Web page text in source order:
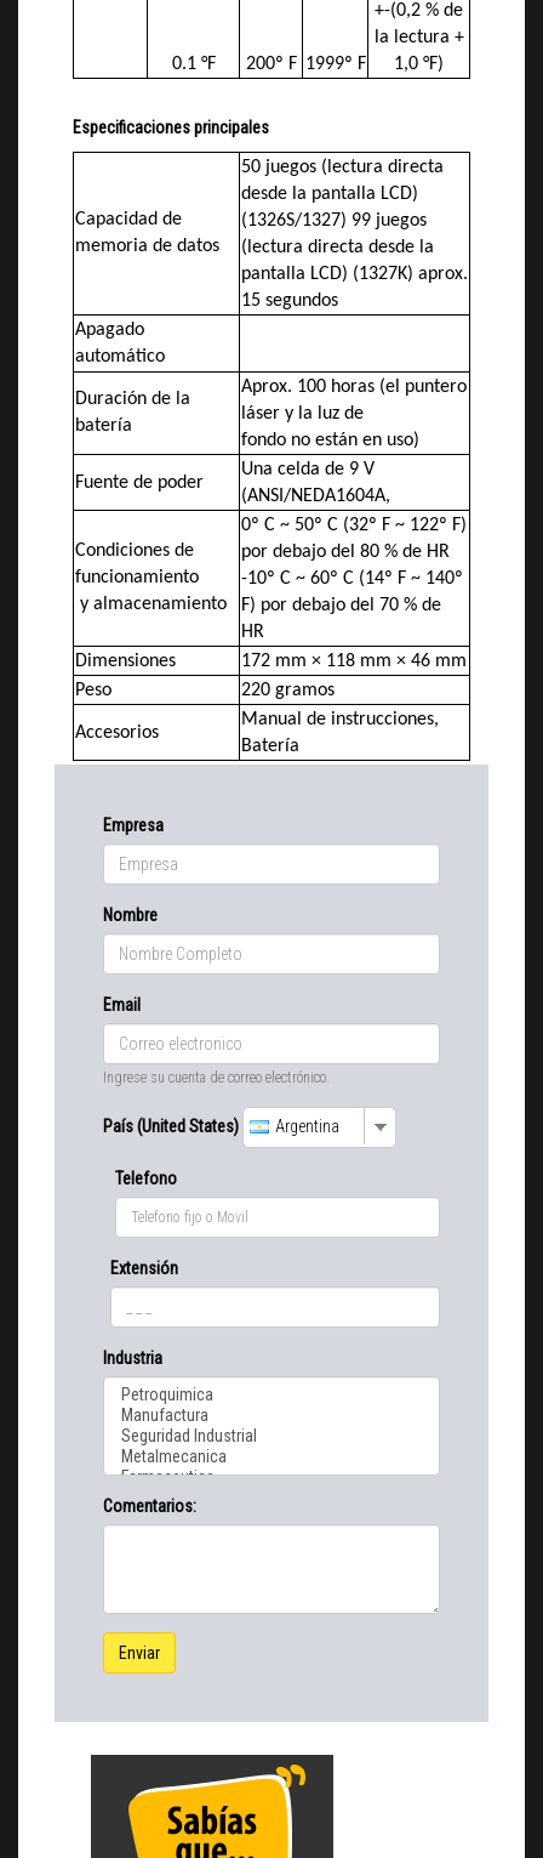
0.1 °F 200º F 1999º F
+-(0,2 % de
la lectura +
1,0 °F)
Especificaciones principales
Capacidad de
memoria de datos
50 juegos (lectura directa
desde la pantalla LCD)
(1326S/1327) 99 juegos
(lectura directa desde la
pantalla LCD) (1327K) aprox.
15 segundos
Apagado
automático
Duración de la
batería
Aprox. 100 horas (el puntero
láser y la luz de
fondo no están en uso)
Fuente de poder
Una celda de 9 V
(ANSI/NEDA1604A,
Condiciones de
funcionamiento
y almacenamiento
0º C ~ 50º C (32º F ~ 122º F)
por debajo del 80 % de HR
-10º C ~ 60º C (14º F ~ 140º
F) por debajo del 70 % de
HR
Dimensiones
172 mm × 118 mm × 46 mm
Peso
220 gramos
Accesorios
Manual de instrucciones,
Batería
Empresa
Nombre
Email
Ingrese su cuenta de correo electrónico.
País (United States) Argentina
Telefono
Extensión
Industria
Comentarios:
Enviar